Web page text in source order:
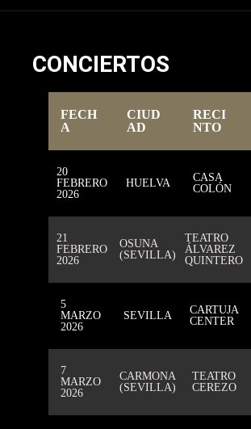
CONCIERTOS
FECH
A
CIUD
AD
RECI
NTO
20
FEBRERO
2026
HUELVA
CASA
COLÓN
21
FEBRERO
2026
OSUNA
(SEVILLA)
TEATRO
ÁLVAREZ
QUINTERO
5
MARZO
2026
SEVILLA
CARTUJA
CENTER
7
MARZO
2026
CARMONA
(SEVILLA)
TEATRO
CEREZO